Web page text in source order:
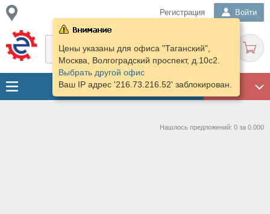
Регистрация Войти
ГАРАЖ
Цены указаны для офиса "Таганский",
Москва, Волгоградский проспект, д.10с2.
Выбрать другой офис
Ваш IP адрес '216.73.216.52' заблокирован.
Нашлось предложений: 0 за 0.000